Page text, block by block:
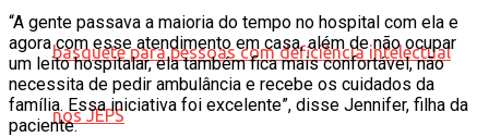
“A gente passava a maioria do tempo no hospital com ela e
agora com esse atendimento em casa, além de não ocupar
um leito hospitalar, ela também fica mais confortável, não
necessita de pedir ambulância e recebe os cuidados da
família. Essa iniciativa foi excelente”, disse Jennifer, filha da
paciente.